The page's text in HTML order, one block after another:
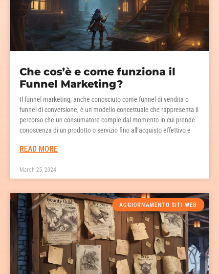
Che cos’è e come funziona il
Funnel Marketing?
Il funnel marketing, anche conosciuto come funnel di vendita o
funnel di conversione, è un modello concettuale che rappresenta il
percorso che un consumatore compie dal momento in cui prende
conoscenza di un prodotto o servizio fino all’acquisto effettivo e
READ MORE
March 25, 2024
AGGIORNAMENTO SITI WEB